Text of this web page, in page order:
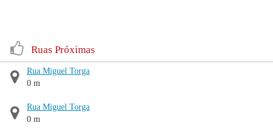
Ruas Próximas
Rua Miguel Torga
0 m
Rua Miguel Torga
0 m